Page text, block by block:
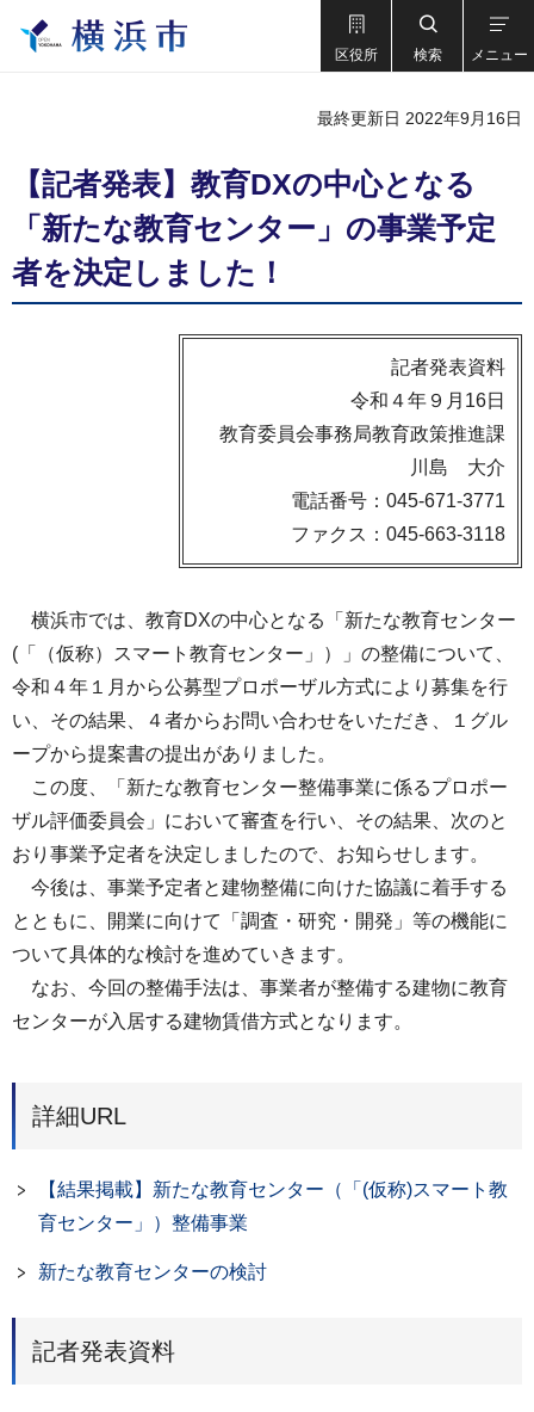
区役所 検索 メニュー
最終更新日 2022年9月16日
【記者発表】教育DXの中心となる
「新たな教育センター」の事業予定
者を決定しました！
記者発表資料
令和４年９月16日
教育委員会事務局教育政策推進課
川島 大介
電話番号：045-671-3771
ファクス：045-663-3118
横浜市では、教育DXの中心となる「新たな教育センター
(「（仮称）スマート教育センター」）」の整備について、
令和４年１月から公募型プロポーザル方式により募集を行
い、その結果、４者からお問い合わせをいただき、１グル
ープから提案書の提出がありました。
この度、「新たな教育センター整備事業に係るプロポー
ザル評価委員会」において審査を行い、その結果、次のと
おり事業予定者を決定しましたので、お知らせします。
今後は、事業予定者と建物整備に向けた協議に着手する
とともに、開業に向けて「調査・研究・開発」等の機能に
ついて具体的な検討を進めていきます。
なお、今回の整備手法は、事業者が整備する建物に教育
センターが入居する建物賃借方式となります。
詳細URL
【結果掲載】新たな教育センター（「(仮称)スマート教
育センター」）整備事業
新たな教育センターの検討
記者発表資料